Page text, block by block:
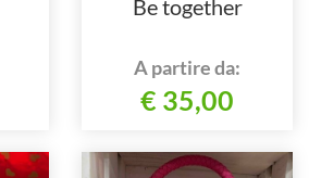
Be together
A partire da:
€ 35,00